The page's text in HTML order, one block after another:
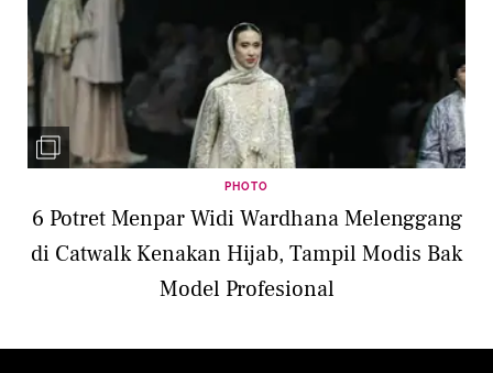
PHOTO
6 Potret Menpar Widi Wardhana Melenggang
di Catwalk Kenakan Hijab, Tampil Modis Bak
Model Profesional